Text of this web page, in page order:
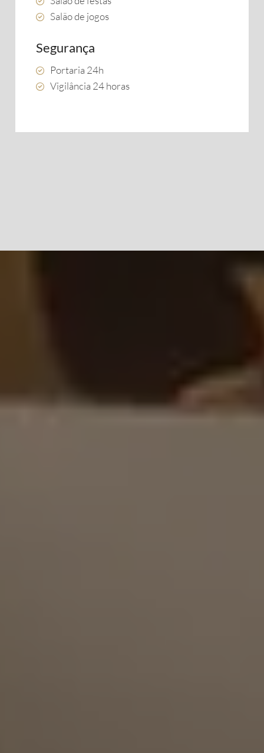
Salão de jogos
Segurança
Portaria 24h
Vigilância 24 horas